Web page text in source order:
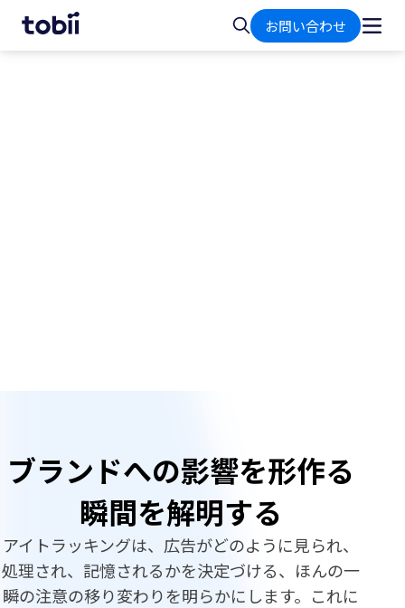
ー
検
索
お問い合わせ
ブランドへの影響を形作る
瞬間を解明する
アイトラッキングは、広告がどのように見られ、
処理され、記憶されるかを決定づける、ほんの一
瞬の注意の移り変わりを明らかにします。これに